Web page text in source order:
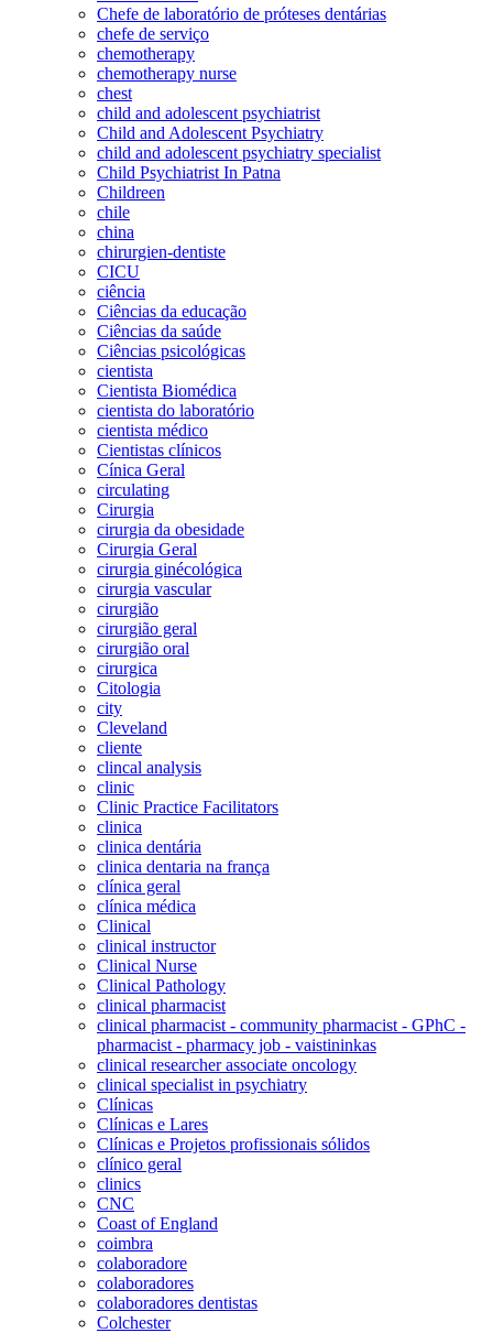
Chefe de laboratório de próteses dentárias
chefe de serviço
chemotherapy
chemotherapy nurse
chest
child and adolescent psychiatrist
Child and Adolescent Psychiatry
child and adolescent psychiatry specialist
Child Psychiatrist In Patna
Childreen
chile
china
chirurgien-dentiste
CICU
ciência
Ciências da educação
Ciências da saúde
Ciências psicológicas
cientista
Cientista Biomédica
cientista do laboratório
cientista médico
Cientistas clínicos
Cínica Geral
circulating
Cirurgia
cirurgia da obesidade
Cirurgia Geral
cirurgia ginécológica
cirurgia vascular
cirurgião
cirurgião geral
cirurgião oral
cirurgica
Citologia
city
Cleveland
cliente
clincal analysis
clinic
Clinic Practice Facilitators
clinica
clinica dentária
clinica dentaria na frança
clínica geral
clínica médica
Clinical
clinical instructor
Clinical Nurse
Clinical Pathology
clinical pharmacist
clinical pharmacist - community pharmacist - GPhC -
pharmacist - pharmacy job - vaistininkas
clinical researcher associate oncology
clinical specialist in psychiatry
Clínicas
Clínicas e Lares
Clínicas e Projetos profissionais sólidos
clínico geral
clinics
CNC
Coast of England
coimbra
colaboradore
colaboradores
colaboradores dentistas
Colchester